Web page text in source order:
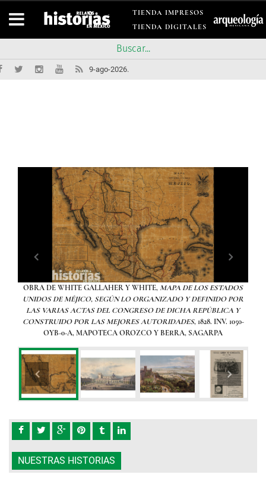
TIENDA IMPRESOS
TIENDA DIGITALES
9-ago-2026.
OBRA DE WHITE GALLAHER Y WHITE,MAPA DE LOS ESTADOS
UNIDOS DE MÉJICO, SEGÚN LO ORGANIZADO Y DEFINIDO POR
LAS VARIAS ACTAS DEL CONGRESO DE DICHA REPÚBLICA Y
CONSTRUIDO POR LAS MEJORES AUTORIDADES, 1828. INV. 1050-
OYB-0-A, MAPOTECA OROZCO Y BERRA, SAGARPA
NUESTRAS HISTORIAS